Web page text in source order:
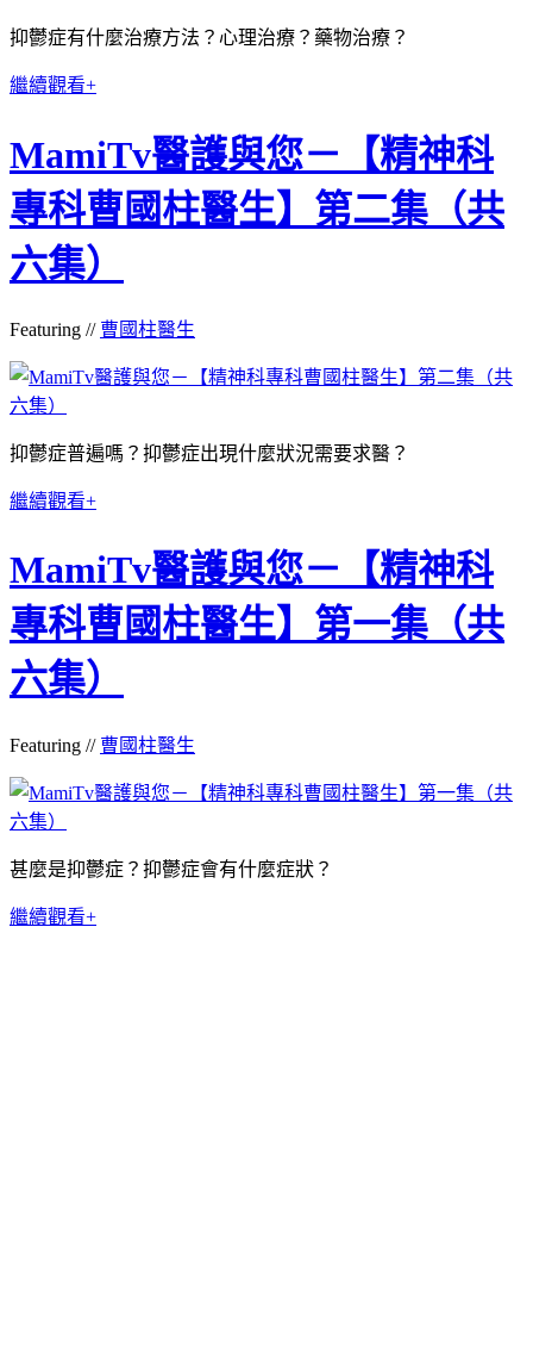
抑鬱症有什麼治療方法？心理治療？藥物治療？
繼續觀看+
MamiTv醫護與您－【精神科
專科曹國柱醫生】第二集（共
六集）
Featuring // 曹國柱醫生
抑鬱症普遍嗎？抑鬱症出現什麼狀況需要求醫？
繼續觀看+
MamiTv醫護與您－【精神科
專科曹國柱醫生】第一集（共
六集）
Featuring // 曹國柱醫生
甚麼是抑鬱症？抑鬱症會有什麼症狀？
繼續觀看+